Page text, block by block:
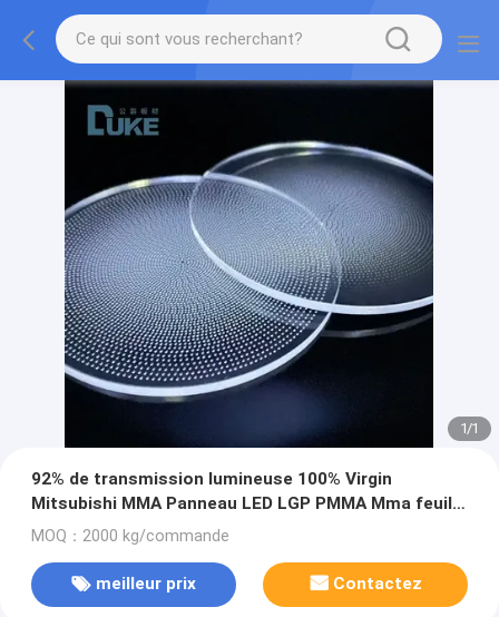
1/1
92% de transmission lumineuse 100% Virgin
Mitsubishi MMA Panneau LED LGP PMMA Mma feuille
acrylique
MOQ：2000 kg/commande
meilleur prix Contactez